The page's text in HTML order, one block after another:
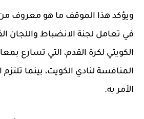
ويؤكد هذا الموقف ما هو معروف من
في تعامل لجنة الانضباط واللجان
الكويتي لكرة القدم، التي تسارع
المنافسة لنادي الكويت، بينما
الأمر به.